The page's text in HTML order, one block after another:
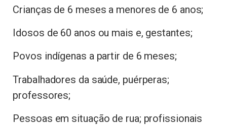
Crianças de 6 meses a menores de 6 anos;
Idosos de 60 anos ou mais e, gestantes;
Povos indígenas a partir de 6 meses;
Trabalhadores da saúde, puérperas;
professores;
Pessoas em situação de rua; profissionais